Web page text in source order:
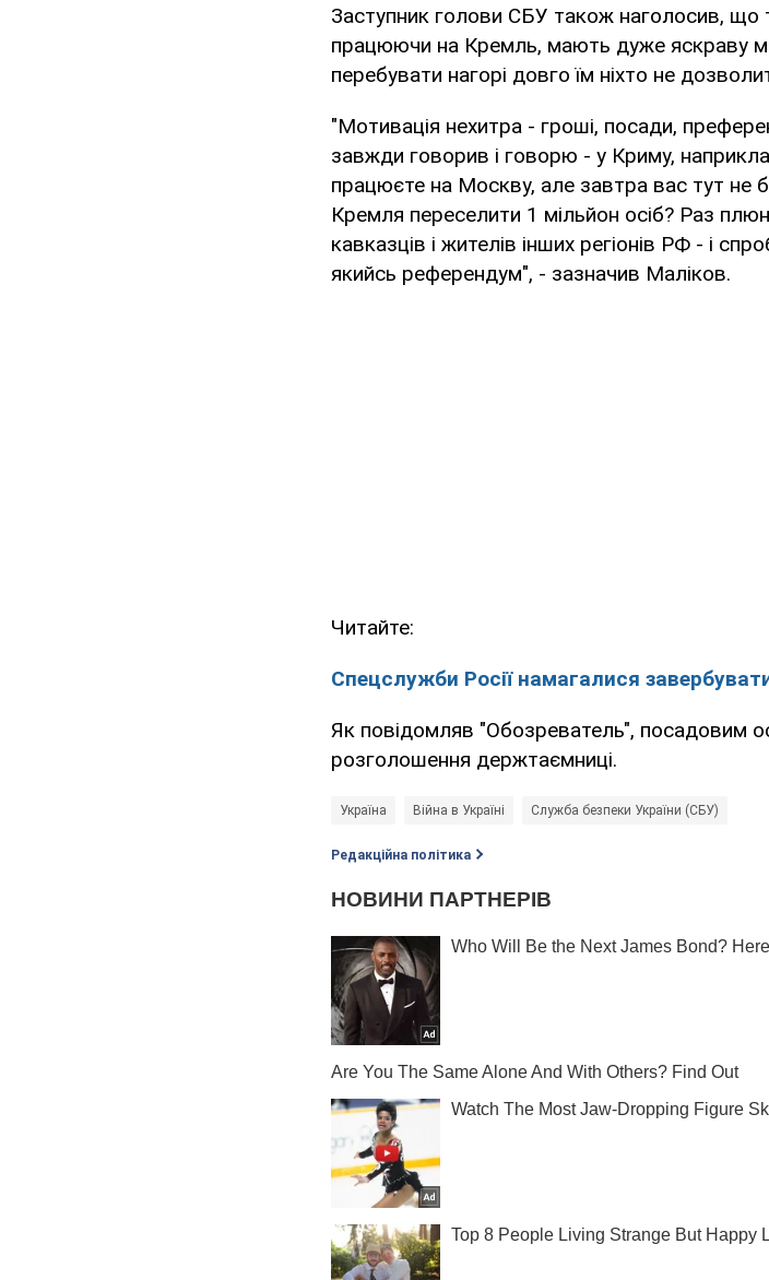
Заступник голови СБУ також наголосив, що
працюючи на Кремль, мають дуже яскраву
перебувати нагорі довго їм ніхто не
"Мотивація нехитра - гроші, посади,
завжди говорив і говорю - у Криму,
працюєте на Москву, але завтра вас тут не
Кремля переселити 1 мільйон осіб? Раз
кавказців і жителів інших регіонів РФ - і
якийсь референдум", - зазначив Маліков.
Читайте:
Спецслужби Росії намагалися
Як повідомляв "Обозреватель", посадовим
розголошення держтаємниці.
Україна Війна в Україні Служба безпеки України (СБУ)
Редакційна політика